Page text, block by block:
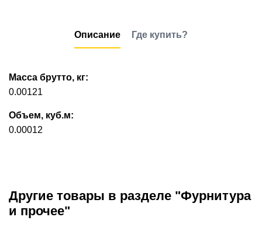
Описание Где купить?
Масса брутто, кг:
0.00121
Объем, куб.м:
0.00012
Другие товары в разделе "Фурнитура
и прочее"